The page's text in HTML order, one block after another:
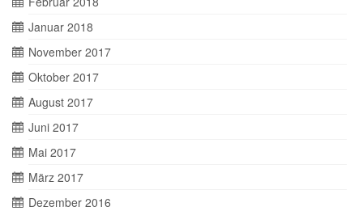
Januar 2018
November 2017
Oktober 2017
August 2017
Juni 2017
Mai 2017
März 2017
Dezember 2016